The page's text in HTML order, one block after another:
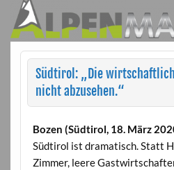
Südtirol: „Die
nicht abzusehen.“
Bozen (Südtirol, 18. März
Südtirol ist dramatisch. Statt
Zimmer, leere